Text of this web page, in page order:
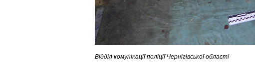
Відділ комунікації поліції Чернігівської області